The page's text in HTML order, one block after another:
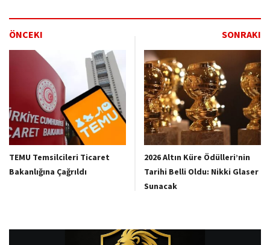
ÖNCEKI SONRAKI
TEMU Temsilcileri Ticaret
Bakanlığına Çağrıldı
2026 Altın Küre Ödülleri’nin
Tarihi Belli Oldu: Nikki Glaser
Sunacak